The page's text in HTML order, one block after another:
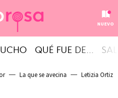
NUEVO
QUÉ FUE DE...
La que se avecina Letizia Ortiz